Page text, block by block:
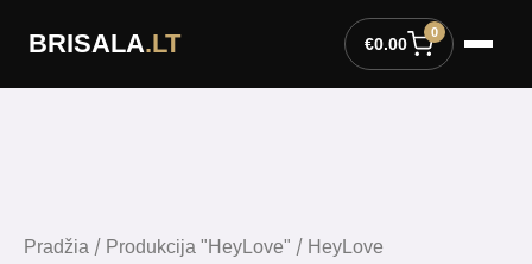
BRISALA.LT €0.00
0
Pradžia / Produkcija "HeyLove" / HeyLove